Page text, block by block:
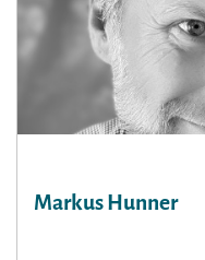
Markus Hunner